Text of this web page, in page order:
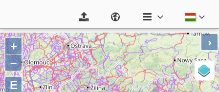
+
–
E
›